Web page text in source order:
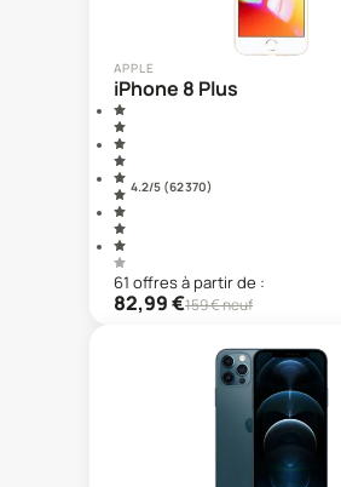
APPLE
iPhone 8 Plus
4.2/5 (62 370)
61 offresà partir de :
82,99€159€ neuf